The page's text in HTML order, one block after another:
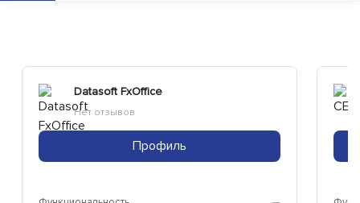
Datasoft FxOffice
Нет отзывов
Профиль